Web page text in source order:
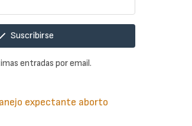
Suscribirse
entradas por email.
expectante aborto